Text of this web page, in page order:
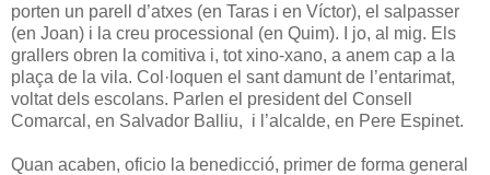
porten un parell d’atxes (en Taras i en Víctor), el salpasser
(en Joan) i la creu processional (en Quim). I jo, al mig. Els
grallers obren la comitiva i, tot xino-xano, a anem cap a la
plaça de la vila. Col·loquen el sant damunt de l’entarimat,
voltat dels escolans. Parlen el president del Consell
Comarcal, en Salvador Balliu, i l’alcalde, en Pere Espinet.
Quan acaben, oficio la benedicció, primer de forma general